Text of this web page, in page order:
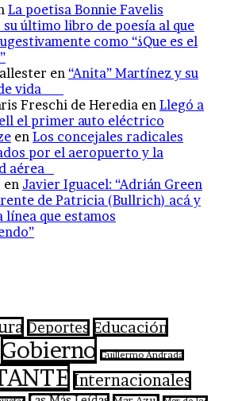
La poetisa Bonnie Favelis
último libro de poesía al que
como “¿Que es el
en “Anita” Martínez y su
vida
Freschi de Heredia en Llegó a
el primer auto eléctrico
en Los concejales radicales
por el aeropuerto y la
aérea
en Javier Iguacel: “Adrián Green
de Patricia (Bullrich) acá y
línea que estamos
Deportes Educación
Gobierno Guillermo Andrada
Internacionales